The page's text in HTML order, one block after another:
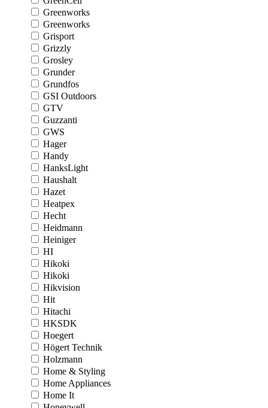
Greenworks
Greenworks
Grisport
Grizzly
Grosley
Grunder
Grundfos
GSI Outdoors
GTV
Guzzanti
GWS
Hager
Handy
HanksLight
Haushalt
Hazet
Heatpex
Hecht
Heidmann
Heiniger
HI
Hikoki
Hikoki
Hikvision
Hit
Hitachi
HKSDK
Hoegert
Högert Technik
Holzmann
Home & Styling
Home Appliances
Home It